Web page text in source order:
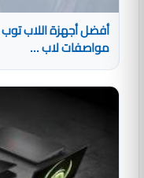
مواصفات لاب ...